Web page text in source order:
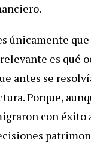
únicamente que
es qué
antes se
Porque,
con